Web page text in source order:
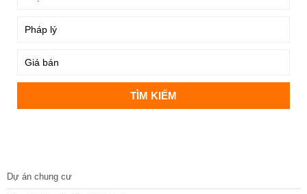
Dự án chung cư